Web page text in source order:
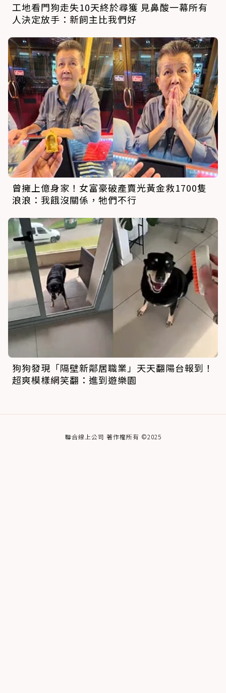
工地看門狗走失10天終於尋獲 見鼻酸一幕所有
人決定放手：新飼主比我們好
曾擁上億身家！女富豪破產賣光黃金救1700隻
浪浪：我餓沒關係，牠們不行
狗狗發現「隔壁新鄰居職業」天天翻陽台報到！
超爽模樣網笑翻：進到遊樂園
聯合線上公司 著作權所有 ©2025